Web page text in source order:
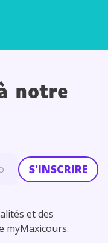
notre
S'INSCRIRE
et des
myMaxicours.